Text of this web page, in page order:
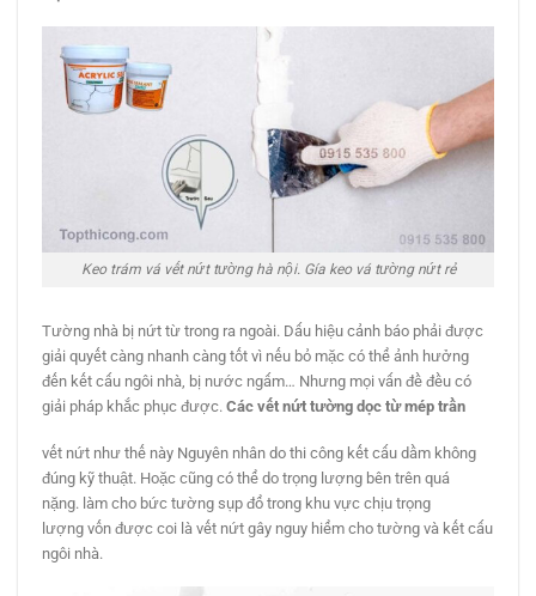
Keo trám vá vết nứt tường hà nội. Gía keo vá tường nứt rẻ
Tường nhà bị nứt từ trong ra ngoài. Dấu hiệu cảnh báo phải được
giải quyết càng nhanh càng tốt vì nếu bỏ mặc có thể ảnh hưởng
đến kết cấu ngôi nhà, bị nước ngấm… Nhưng mọi vấn đề đều có
giải pháp khắc phục được.Các vết nứt tường dọc từ mép trần
vết nứt như thế này Nguyên nhân do thi công kết cấu dầm không
đúng kỹ thuật. Hoặc cũng có thể do trọng lượng bên trên quá
nặng. làm cho bức tường sụp đổ trong khu vực chịu trọng
lượng vốn được coi là vết nứt gây nguy hiểm cho tường và kết cấu
ngôi nhà.